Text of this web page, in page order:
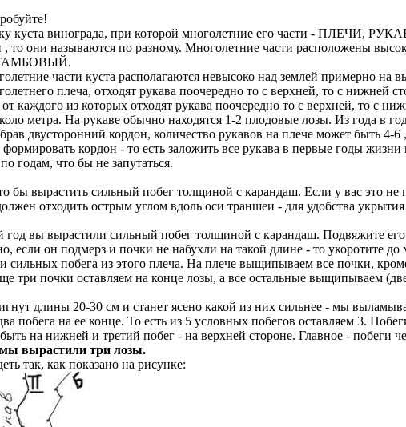
винограда, при которой многолетние его части - ПЛЕЧИ,
, то они называются по разному. Многолетние части
части куста располагаются невысоко над землей примерно на
плеча, отходят рукава поочередно то с верхней, то с нижней
каждого из которых отходят рукава поочередно то с верхней, то с
метра. На рукаве обычно находятся 1-2 плодовые лозы. Из года в
двусторонний кордон, количество рукавов на плече может быть 4-
кордон - то есть заложить все рукава в первые годы жизни
годам, что бы не запутаться.
вырастить сильный побег толщиной с карандаш. Если у вас это не
отходить острым углом вдоль оси траншеи - для удобства укрытия
вы вырастили сильный побег толщиной с карандаш. Подвяжите его
если он подмерз и почки не набухли на такой длине - то укоротите
сильных побега из этого плеча. На плече выщипываем все почки,
три почки оставляем на конце лозы, а все остальные выщипываем
длины 20-30 см и станет ясено какой из них сильнее - мы
побега на ее конце. То есть из 5 условных побегов оставляем 3.
на нижней и третий побег - на верхней стороне. Главное - побеги
мы вырастили три лозы.
так, как показано на рисунке: